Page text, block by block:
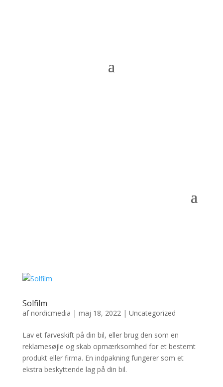
Solfilm
afnordicmedia | maj 18, 2022| Uncategorized
Lav et farveskift på din bil, eller brug den som en
reklamesøjle og skab opmærksomhed for et bestemt
produkt eller firma. En indpakning fungerer som et
ekstra beskyttende lag på din bil.